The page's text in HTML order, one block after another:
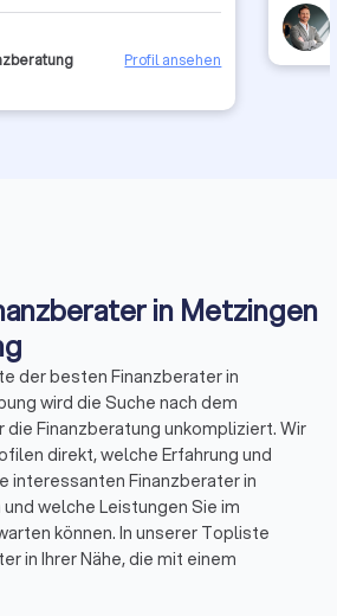
Profil ansehen
in Metzingen
der besten Finanzberater in
wird die Suche nach dem
Finanzberatung unkompliziert. Wir
direkt, welche Erfahrung und
interessanten Finanzberater in
welche Leistungen Sie im
können. In unserer Topliste
in Ihrer Nähe, die mit einem